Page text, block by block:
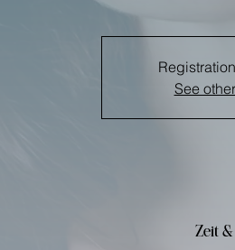
See
Zeit